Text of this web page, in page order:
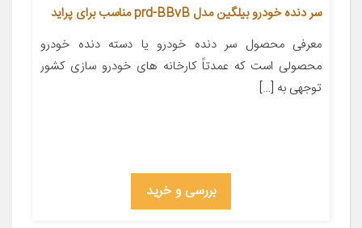
سر دنده خودرو بیلگین مدل prd-BBvB مناسب برای پراید
معرفی محصول سر دنده خودرو یا دسته دنده خودرو
محصولی است که عمدتاً کارخانه های خودرو سازی کشور
توجهی به […]
بررسی و خرید